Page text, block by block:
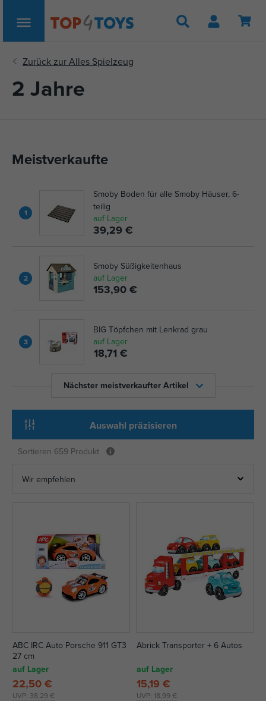
Suche
2 Jahre
Meistverkaufte
1
Smoby Boden für alle Smoby Häuser, 6-
teilig
auf Lager
39,29 €
2
Smoby Süßigkeitenhaus
auf Lager
153,90 €
3
BIG Töpfchen mit Lenkrad grau
auf Lager
18,71 €
Nächster meistverkaufter Artikel
Auswahl präzisieren
Sortieren 659 Produkt
ABC IRC Auto Porsche 911 GT3
27 cm
auf Lager
UVP: 38,29 €
22,50 €
Abrick Transporter + 6 Autos
auf Lager
UVP: 18,99 €
15,19 €